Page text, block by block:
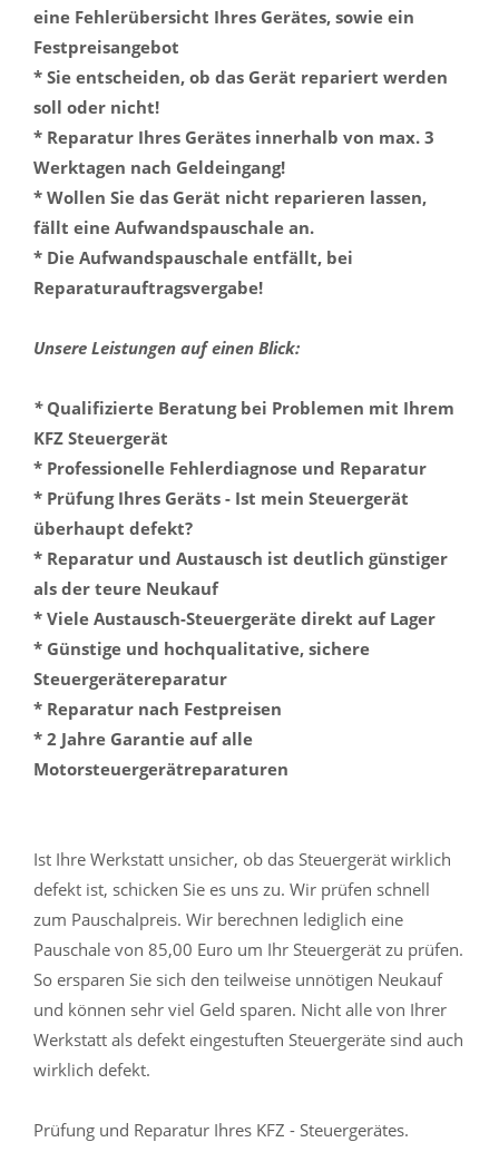
eine Fehlerübersicht Ihres Gerätes, sowie ein
Festpreisangebot
* Sie entscheiden, ob das Gerät repariert werden
soll oder nicht!
* Reparatur Ihres Gerätes innerhalb von max. 3
Werktagen nach Geldeingang!
* Wollen Sie das Gerät nicht reparieren lassen,
fällt eine Aufwandspauschale an.
* Die Aufwandspauschale entfällt, bei
Reparaturauftragsvergabe!
Unsere Leistungen auf einen Blick:
*Qualifizierte Beratung bei Problemen mit Ihrem
KFZ Steuergerät
* Professionelle Fehlerdiagnose und Reparatur
* Prüfung Ihres Geräts - Ist mein Steuergerät
überhaupt defekt?
* Reparatur und Austausch ist deutlich günstiger
als der teure Neukauf
* Viele Austausch-Steuergeräte direkt auf Lager
* Günstige und hochqualitative, sichere
Steuergerätereparatur
* Reparatur nach Festpreisen
* 2 Jahre Garantie auf alle
Motorsteuergerätreparaturen
Ist Ihre Werkstatt unsicher, ob das Steuergerät wirklich
defekt ist, schicken Sie es uns zu. Wir prüfen schnell
zum Pauschalpreis. Wir berechnen lediglich eine
Pauschale von 85,00 Euro um Ihr Steuergerät zu prüfen.
So ersparen Sie sich den teilweise unnötigen Neukauf
und können sehr viel Geld sparen. Nicht alle von Ihrer
Werkstatt als defekt eingestuften Steuergeräte sind auch
wirklich defekt.
Prüfung und Reparatur Ihres KFZ - Steuergerätes.